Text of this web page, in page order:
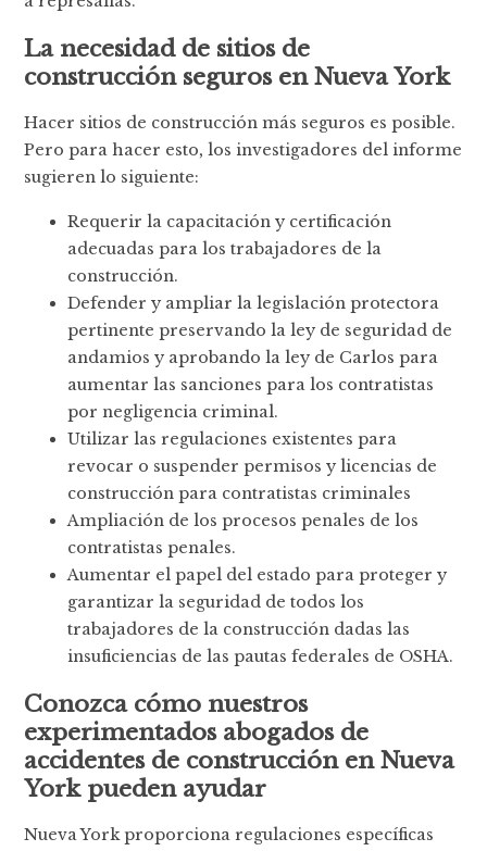
La necesidad de sitios de
construcción seguros en Nueva York
Hacer sitios de construcción más seguros es posible.
Pero para hacer esto, los investigadores del informe
sugieren lo siguiente:
Requerir la capacitación y certificación
adecuadas para los trabajadores de la
construcción.
Defender y ampliar la legislación protectora
pertinente preservando la ley de seguridad de
andamios y aprobando la ley de Carlos para
aumentar las sanciones para los contratistas
por negligencia criminal.
Utilizar las regulaciones existentes para
revocar o suspender permisos y licencias de
construcción para contratistas criminales
Ampliación de los procesos penales de los
contratistas penales.
Aumentar el papel del estado para proteger y
garantizar la seguridad de todos los
trabajadores de la construcción dadas las
insuficiencias de las pautas federales de OSHA.
Conozca cómo nuestros
experimentados abogados de
accidentes de construcción en Nueva
York pueden ayudar
Nueva York proporciona regulaciones específicas